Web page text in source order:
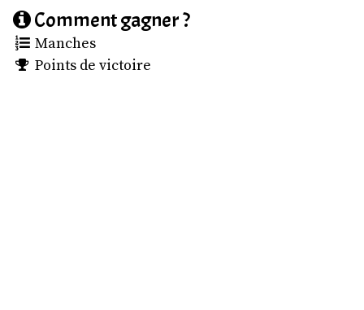
Comment gagner ?
Manches
Points de victoire